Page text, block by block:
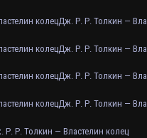
колецДж. Р. Р. Толкин —
колецДж. Р. Р. Толкин —
колецДж. Р. Р. Толкин —
колецДж. Р. Р. Толкин —
Р. Р. Толкин — Властелин колец